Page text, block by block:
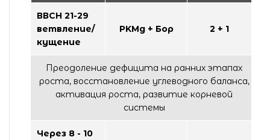
ВВСН 21-29
ветвление/
кущение
PKМg + Бор 2 + 1
Преодоление дефицита на ранних этапах
роста, восстановление углеводного баланса,
активация роста, развитие корневой
системы
Через 8 - 10